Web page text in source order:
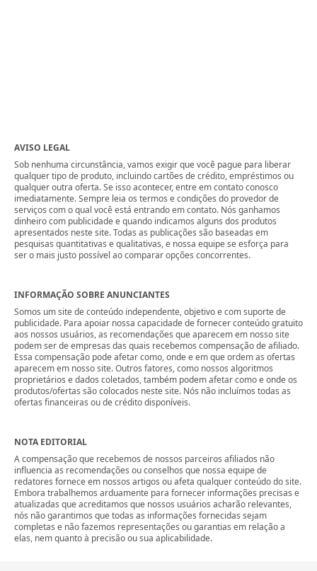
AVISO LEGAL
Sob nenhuma circunstância, vamos exigir que você pague para liberar
qualquer tipo de produto, incluindo cartões de crédito, empréstimos ou
qualquer outra oferta. Se isso acontecer, entre em contato conosco
imediatamente. Sempre leia os termos e condições do provedor de
serviços com o qual você está entrando em contato. Nós ganhamos
dinheiro com publicidade e quando indicamos alguns dos produtos
apresentados neste site. Todas as publicações são baseadas em
pesquisas quantitativas e qualitativas, e nossa equipe se esforça para
ser o mais justo possível ao comparar opções concorrentes.
INFORMAÇÃO SOBRE ANUNCIANTES
Somos um site de conteúdo independente, objetivo e com suporte de
publicidade. Para apoiar nossa capacidade de fornecer conteúdo gratuito
aos nossos usuários, as recomendações que aparecem em nosso site
podem ser de empresas das quais recebemos compensação de afiliado.
Essa compensação pode afetar como, onde e em que ordem as ofertas
aparecem em nosso site. Outros fatores, como nossos algoritmos
proprietários e dados coletados, também podem afetar como e onde os
produtos/ofertas são colocados neste site. Nós não incluímos todas as
ofertas financeiras ou de crédito disponíveis.
NOTA EDITORIAL
A compensação que recebemos de nossos parceiros afiliados não
influencia as recomendações ou conselhos que nossa equipe de
redatores fornece em nossos artigos ou afeta qualquer conteúdo do site.
Embora trabalhemos arduamente para fornecer informações precisas e
atualizadas que acreditamos que nossos usuários acharão relevantes,
nós não garantimos que todas as informações fornecidas sejam
completas e não fazemos representações ou garantias em relação a
elas, nem quanto à precisão ou sua aplicabilidade.